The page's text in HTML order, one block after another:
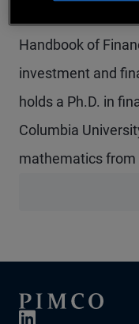
Handbook of
investment and
holds a Ph.D. in
Columbia
mathematics from